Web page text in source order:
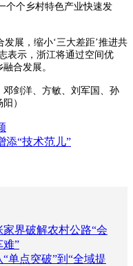
个个乡村特色产业快速发
展，缩小‘三大差距’推进共
表示，浙江将通过空间优
合发展。
剑洋、方敏、刘军国、孙
）
“技术范儿”
家界破解农村公路“会
难”
“单点突破”到“全域提